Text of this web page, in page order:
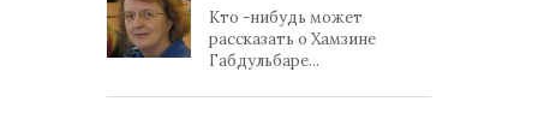
Кто -нибудь может
рассказать о Хамзине
Габдульбаре...